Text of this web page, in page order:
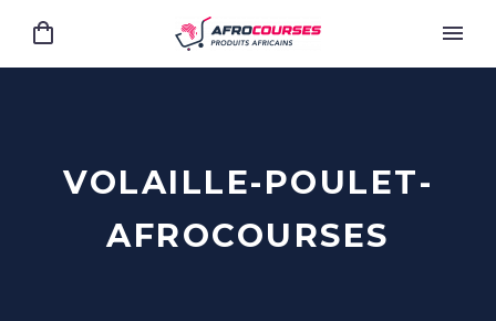
VOLAILLE-POULET-
AFROCOURSES